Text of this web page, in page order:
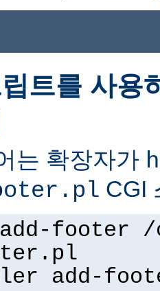
트를 사용
는 확장자가
CGI
footer
add-